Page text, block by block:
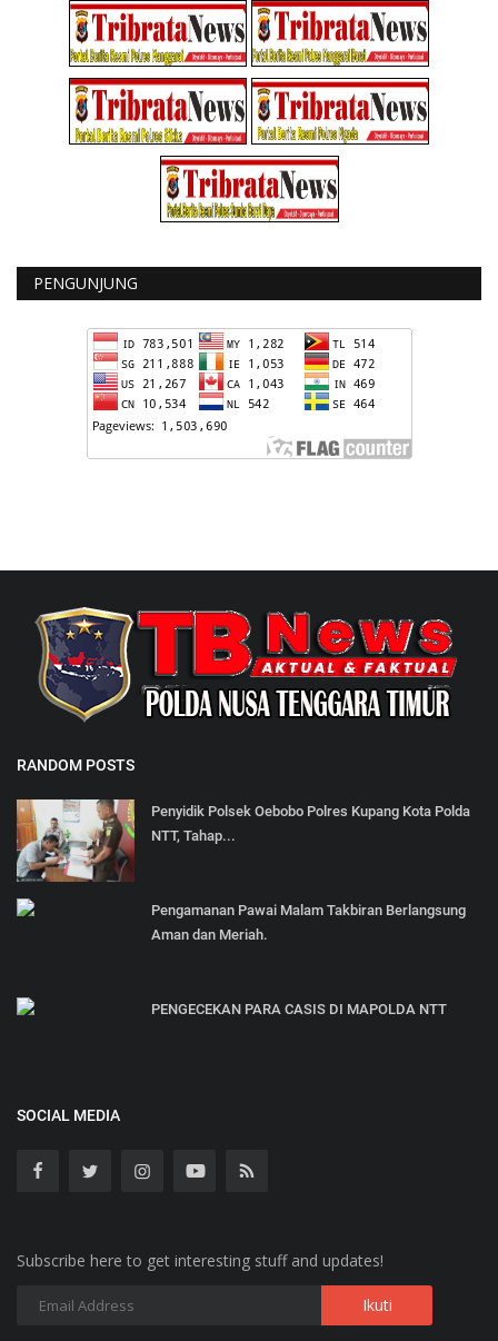
PENGUNJUNG
RANDOM POSTS
Penyidik Polsek Oebobo Polres Kupang Kota Polda
NTT, Tahap...
Pengamanan Pawai Malam Takbiran Berlangsung
Aman dan Meriah.
PENGECEKAN PARA CASIS DI MAPOLDA NTT
SOCIAL MEDIA
Subscribe here to get interesting stuff and updates!